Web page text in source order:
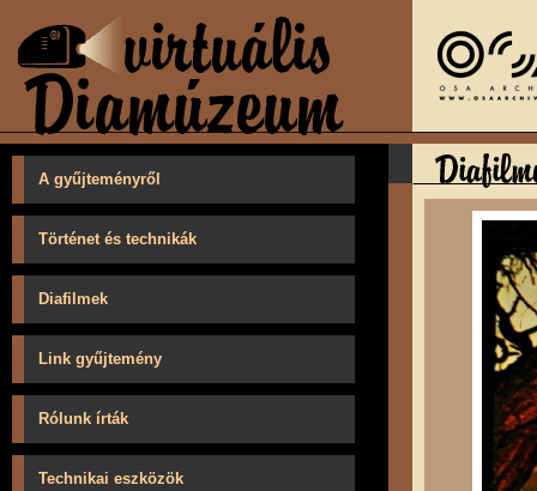
A gyűjteményről
Történet és technikák
Diafilmek
Link gyűjtemény
Rólunk írták
Technikai eszközök